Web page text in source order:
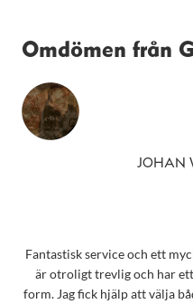
Omdömen från
JOHAN
Fantastisk service och ett
är otroligt trevlig och har
form. Jag fick hjälp att välja